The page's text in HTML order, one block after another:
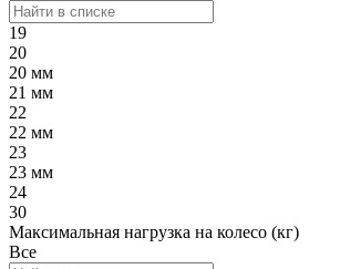
19
20
20 мм
21 мм
22
22 мм
23
23 мм
24
30
Максимальная нагрузка на колесо (кг)
Все